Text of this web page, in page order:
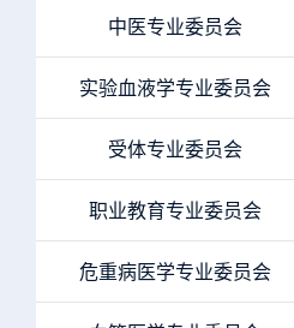
中医专业委员会
实验血液学专业委员会
受体专业委员会
职业教育专业委员会
危重病医学专业委员会